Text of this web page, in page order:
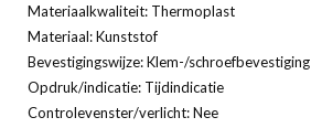
Materiaalkwaliteit: Thermoplast
Materiaal: Kunststof
Bevestigingswijze: Klem-/schroefbevestiging
Opdruk/indicatie: Tijdindicatie
Controlevenster/verlicht: Nee